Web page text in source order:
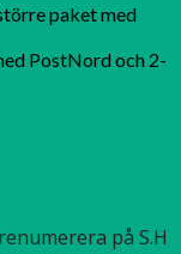
paket med
PostNord och 2-